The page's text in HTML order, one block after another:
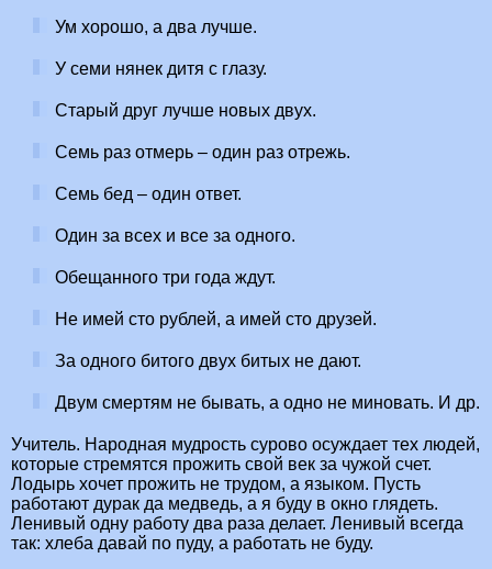
Ум хорошо, а два лучше.
У семи нянек дитя с глазу.
Старый друг лучше новых двух.
Семь раз отмерь – один раз отрежь.
Семь бед – один ответ.
Один за всех и все за одного.
Обещанного три года ждут.
Не имей сто рублей, а имей сто друзей.
За одного битого двух битых не дают.
Двум смертям не бывать, а одно не миновать. И др.
Учитель. Народная мудрость сурово осуждает тех людей,
которые стремятся прожить свой век за чужой счет.
Лодырь хочет прожить не трудом, а языком. Пусть
работают дурак да медведь, а я буду в окно глядеть.
Ленивый одну работу два раза делает. Ленивый всегда
так: хлеба давай по пуду, а работать не буду.